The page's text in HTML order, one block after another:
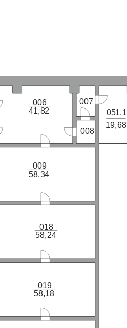
008
007
006
009
018
019
051.1
19,68
41,82
58,34
58,24
58,18